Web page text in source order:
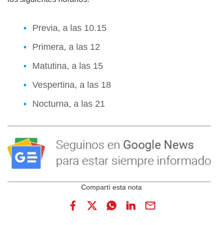
Previa, a las 10.15
Primera, a las 12
Matutina, a las 15
Vespertina, a las 18
Nocturna, a las 21